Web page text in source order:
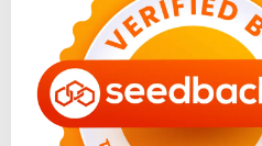
Bukan Sekadar Angka
Inflasi, Lampung Berhasil
Jaga Harga Pangan dan
Daya Beli Masyarakat